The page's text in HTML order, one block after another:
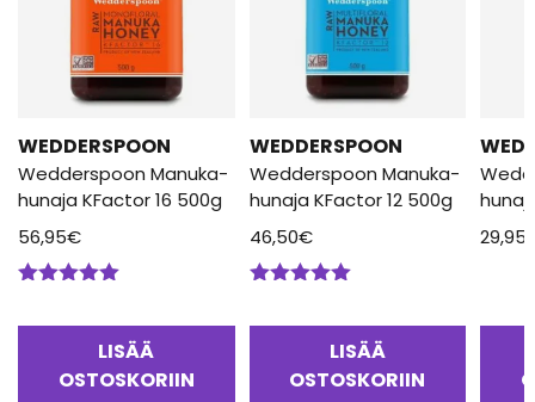
WEDDERSPOON
Wedderspoon Manuka-
hunaja KFactor 16 500g
56,95€
LISÄÄ
OSTOSKORIIN
WEDDERSPOON
Wedderspoon Manuka-
hunaja KFactor 12 500g
46,50€
LISÄÄ
OSTOSKORIIN
29,95